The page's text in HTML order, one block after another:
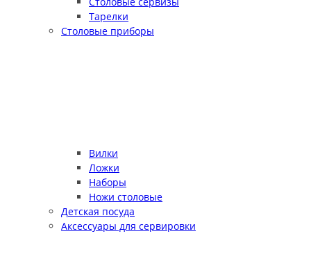
Тарелки
Столовые приборы
Вилки
Ложки
Наборы
Ножи столовые
Детская посуда
Аксессуары для сервировки